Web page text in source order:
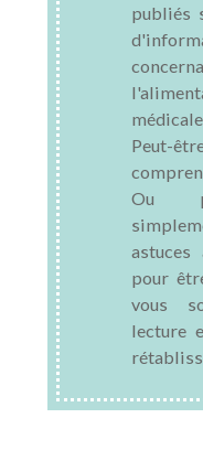
publiés
Peut-
Ou
pour
vous
lecture